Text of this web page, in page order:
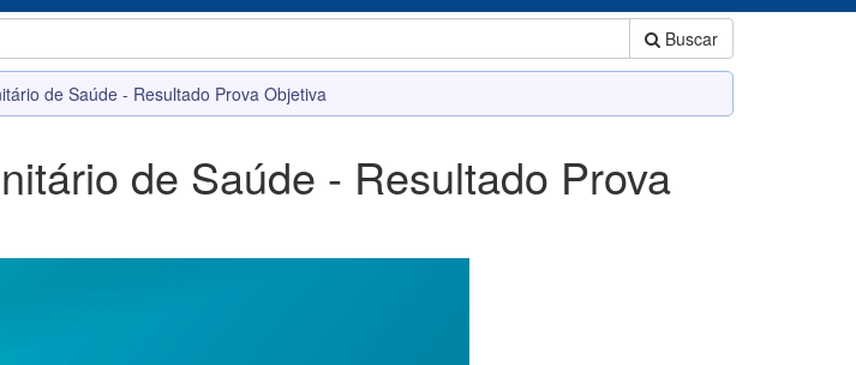
Buscar
de Saúde - Resultado Prova Objetiva
de Saúde - Resultado Prova